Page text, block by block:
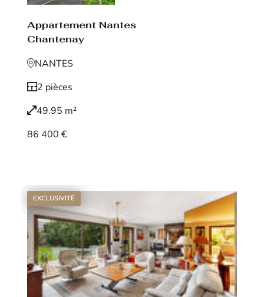
Appartement Nantes
Chantenay
NANTES
2 pièces
49.95 m²
86 400 €
EXCLUSIVITÉ